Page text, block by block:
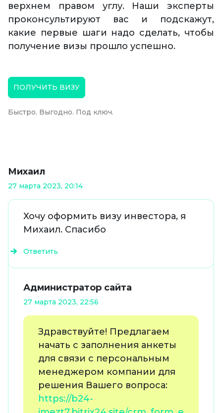
верхнем правом углу. Наши эксперты
проконсультируют вас и подскажут,
какие первые шаги надо сделать, чтобы
получение визы прошло успешно.
ПОЛУЧИТЬ ВИЗУ
Быстро. Выгодно. Под ключ.
Михаил
27 марта 2023, 20:14
Хочу оформить визу инвестора, я
Михаил. Спасибо
Ответить
Администратор сайта
27 марта 2023, 22:56
Здравствуйте! Предлагаем
начать с заполнения анкеты
для связи с персональным
менеджером компании для
решения Вашего вопроса:
https://b24-